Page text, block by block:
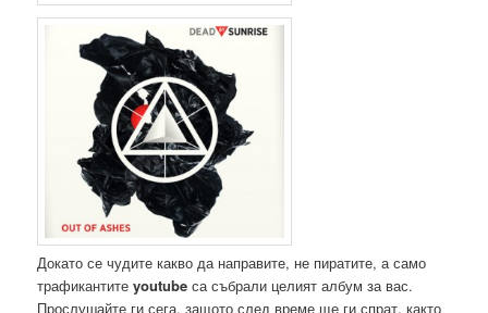
Докато се чудите какво да направите, не пиратите, а само
трафикантитеyoutube са събрали целият албум за вас.
Прослушайте ги сега, защото след време ще ги спрат, както